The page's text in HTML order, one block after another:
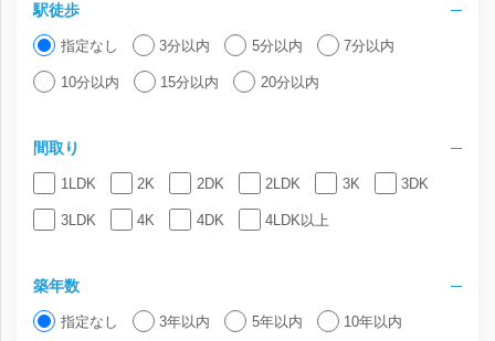
駅徒歩
指定なし 3分以内 5分以内 7分以内
10分以内 15分以内 20分以内
間取り
1LDK 2K 2DK 2LDK 3K 3DK
3LDK 4K 4DK 4LDK以上
築年数
指定なし 3年以内 5年以内 10年以内